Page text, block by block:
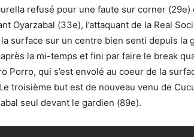
refusé pour une faute sur corner (29e)
Oyarzabal (33e), l’attaquant de la Real
surface sur un centre bien senti depuis la
la mi-temps et fini par faire le break
Porro, qui s’est envolé au coeur de la
troisième but est de nouveau venu de
seul devant le gardien (89e).